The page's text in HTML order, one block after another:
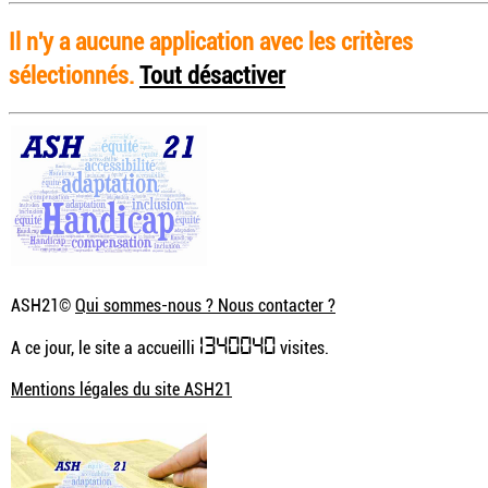
Il n'y a aucune application avec les critères
sélectionnés.Tout désactiver
ASH21©Qui sommes-nous ? Nous contacter ?
A ce jour, le site a accueilli 1340040visites.
Mentions légales du site ASH21